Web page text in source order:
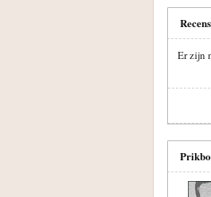
Er zijn